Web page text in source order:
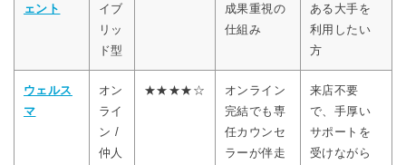
ェント
イブ
リッ
ド型
成果重視の
仕組み
ある大手を
利用したい
方
ウェルス
マ
オン
ライ
ン /
仲人
★★★★☆
オンライン
完結でも専
任カウンセ
ラーが伴走
来店不要
で、手厚い
サポートを
受けながら